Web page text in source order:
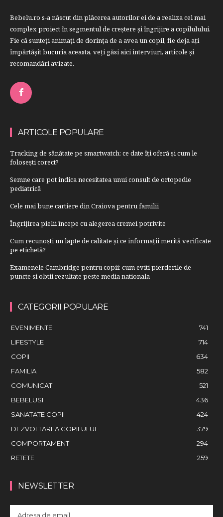
Bebelu.ro s-a născut din plăcerea autorilor ei de a realiza cel mai
complex proiect în segmentul de creştere şi îngrijire a copilulului.
Fie că sunteţi animaţi de dorinţa de a avea un copil, fie deja aţi
împărtăşit bucuria aceasta, veți găsi aici interviuri, articole şi
recomandări avizate.
ARTICOLE POPULARE
Tracking de sănătate pe smartwatch: ce date îți oferă și cum le
folosești corect?
Semne care pot indica necesitatea unui consult de ortopedie
pediatrică
Cele mai bune cartiere din Craiova pentru familii
Îngrijirea pielii începe cu alegerea cremei potrivite
Cum recunoști un lapte de calitate și ce informații merită verificate
pe etichetă?
Examenele Cambridge pentru copii: cum eviti pierderile de
puncte si obtii rezultate peste media nationala
CATEGORII POPULARE
EVENIMENTE
741
LIFESTYLE
714
COPII
634
FAMILIA
582
COMUNICAT
521
BEBELUSI
436
SANATATE COPII
424
DEZVOLTAREA COPILULUI
379
COMPORTAMENT
294
RETETE
259
NEWSLETTER